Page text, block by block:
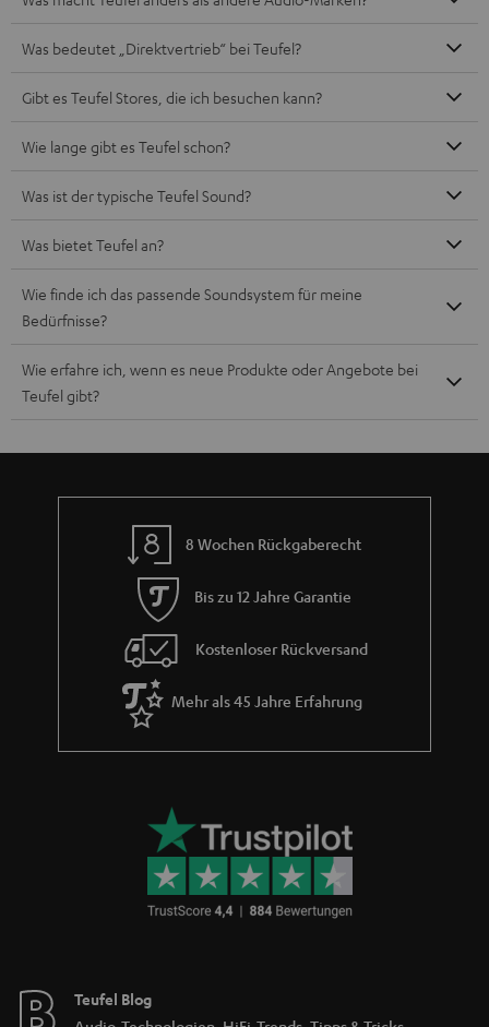
Was bedeutet „Direktvertrieb“ bei Teufel?
Gibt es Teufel Stores, die ich besuchen kann?
Wie lange gibt es Teufel schon?
Was ist der typische Teufel Sound?
Was bietet Teufel an?
Wie finde ich das passende Soundsystem für meine
Bedürfnisse?
Wie erfahre ich, wenn es neue Produkte oder Angebote bei
Teufel gibt?
8 Wochen Rückgaberecht
Bis zu 12 Jahre Garantie
Kostenloser Rückversand
Mehr als 45 Jahre Erfahrung
Teufel Blog